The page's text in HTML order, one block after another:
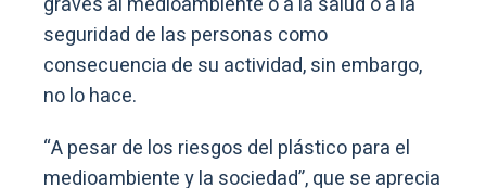
seguridad de las personas como
consecuencia de su actividad, sin embargo,
no lo hace.
“A pesar de los riesgos del plástico para el
medioambiente y la sociedad”, que se aprecia